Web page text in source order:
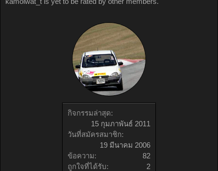
กิจกรรมล่าสุด:
15 กุมภาพันธ์ 2011
วันที่สมัครสมาชิก:
19 มีนาคม 2006
ข้อความ:
82
ถูกใจที่ได้รับ:
2